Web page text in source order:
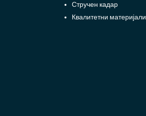
Стручен кадар
Квалитетни материјали